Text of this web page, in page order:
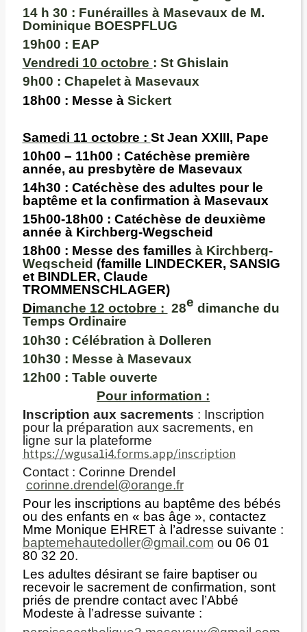
14 h 30 : Funérailles à Masevaux de M.
Dominique BOESPFLUG
19h00 : EAP
Vendredi 10 octobre : St Ghislain
9h00 : Chapelet à Masevaux
18h00 : Messe à Sickert
Samedi 11 octobre : St Jean XXIII, Pape
10h00 – 11h00 : Catéchèse première
année, au presbytère de Masevaux
14h30 : Catéchèse des adultes pour le
baptême et la confirmation à Masevaux
15h00-18h00 : Catéchèse de deuxième
année à Kirchberg-Wegscheid
18h00 : Messe des familles à Kirchberg-
Wegscheid (famille LINDECKER, SANSIG
et BINDLER, Claude
TROMMENSCHLAGER)
Dimanche 12 octobre : 28e dimanche du
Temps Ordinaire
10h30 : Célébration à Dolleren
10h30 : Messe à Masevaux
12h00 : Table ouverte
Pour information :
Inscription aux sacrements : Inscription
pour la préparation aux sacrements, en
ligne sur la plateforme
https://wgusa1i4.forms.app/inscription
Contact : Corinne Drendel
corinne.drendel@orange.fr
Pour les inscriptions au baptême des bébés
ou des enfants en « bas âge », contactez
Mme Monique EHRET à l’adresse suivante :
baptemehautedoller@gmail.com ou 06 01
80 32 20.
Les adultes désirant se faire baptiser ou
recevoir le sacrement de confirmation, sont
priés de prendre contact avec l’Abbé
Modeste à l’adresse suivante :